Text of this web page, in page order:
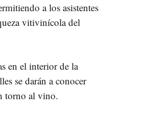
a los asistentes
vitivinícola del
en el interior de la
se darán a conocer
torno al vino.